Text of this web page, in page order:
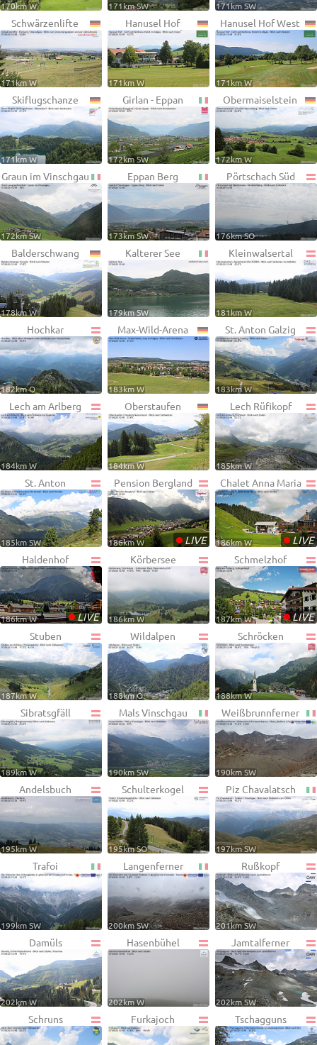
170km W 171km SW 171km SW
Schwärzenlifte
171km W
Hanusel Hof
171km W
Hanusel Hof West
171km W
Skiflugschanze
171km W
Girlan - Eppan
172km SW
Obermaiselstein
172km W
Graun im Vinschgau
172km SW
Eppan Berg
173km SW
Pörtschach Süd
176km SO
Balderschwang
178km W
Kalterer See
179km SW
Kleinwalsertal
181km W
Hochkar
182km O
Max-Wild-Arena
183km W
St. Anton Galzig
183km W
Lech am Arlberg
184km W
Oberstaufen
184km W
Lech Rüfikopf
185km W
St. Anton
185km SW
Pension Bergland
•LIVE
186km W
Chalet Anna Maria
•LIVE
186km W
Haldenhof
•LIVE
186km W
Körbersee
186km W
Schmelzhof
•LIVE
187km W
Stuben
187km W
Wildalpen
188km O
Schröcken
188km W
Sibratsgfäll
189km W
Mals Vinschgau
190km SW
Weißbrunnferner
190km SW
Andelsbuch
195km W
Schulterkogel
195km SO
Piz Chavalatsch
197km SW
Trafoi
199km SW
Langenferner
200km SW
Rußkopf
201km SW
Damüls
202km W
Hasenbühel
202km W
Jamtalferner
202km SW
Schruns Furkajoch Tschagguns